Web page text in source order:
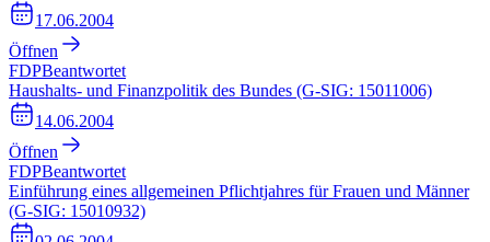
17.06.2004
Öffnen
FDPBeantwortet
Haushalts- und Finanzpolitik des Bundes (G-SIG: 15011006)
14.06.2004
Öffnen
FDPBeantwortet
Einführung eines allgemeinen Pflichtjahres für Frauen und Männer
(G-SIG: 15010932)